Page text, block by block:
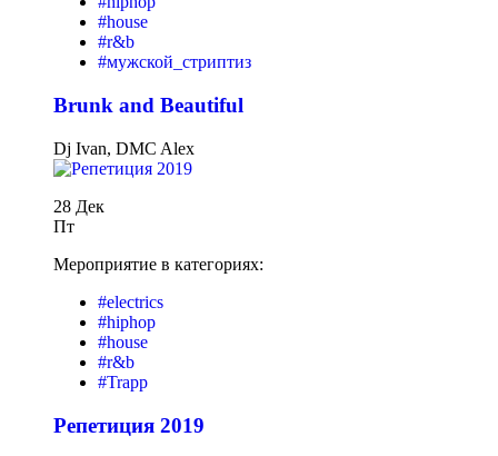
#house
#r&b
#мужской_стриптиз
Вrunk and Beautiful
Dj Ivan, DMC Alex
28 Дек
Пт
Мероприятие в категориях:
#electrics
#hiphop
#house
#r&b
#Trapp
Репетиция 2019